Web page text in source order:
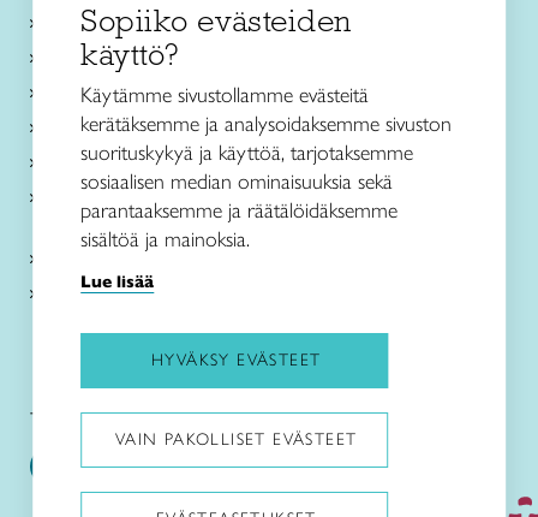
Käsityökurssit ja koulutus
Ajankohtaista
Käsityöohjeet
Me olemme Taito
Paikallinen toiminta
Verkkokaupat
Kirjaudu Arviin
Kirjaudu Taitocampukseen
Taitoliitto: Taito-lehti:
Sopiiko evästeiden
käyttö?
Käytämme sivustollamme evästeitä
kerätäksemme ja analysoidaksemme sivuston
suorituskykyä ja käyttöä, tarjotaksemme
sosiaalisen median ominaisuuksia sekä
parantaaksemme ja räätälöidäksemme
sisältöä ja mainoksia.
Lue lisää
HYVÄKSY EVÄSTEET
VAIN PAKOLLISET EVÄSTEET